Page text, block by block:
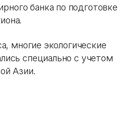
банка по подготовке
многие экологические
специально с учетом
Азии.